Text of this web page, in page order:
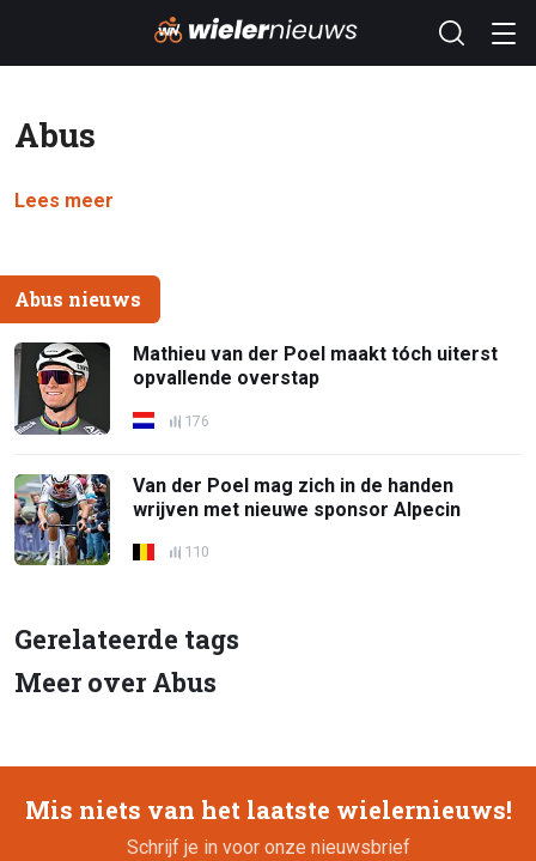
Abus
Lees meer
Abus nieuws
Mathieu van der Poel maakt tóch uiterst
opvallende overstap
176
Van der Poel mag zich in de handen
wrijven met nieuwe sponsor Alpecin
110
Gerelateerde tags
Meer over Abus
Mis niets van het laatste wielernieuws!
Schrijf je in voor onze nieuwsbrief